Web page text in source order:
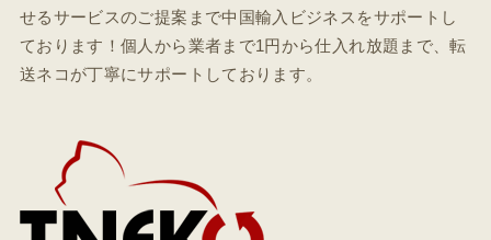
せるサービスのご提案まで中国輸入ビジネスをサポートし
ております！個人から業者まで1円から仕入れ放題まで、転
送ネコが丁寧にサポートしております。